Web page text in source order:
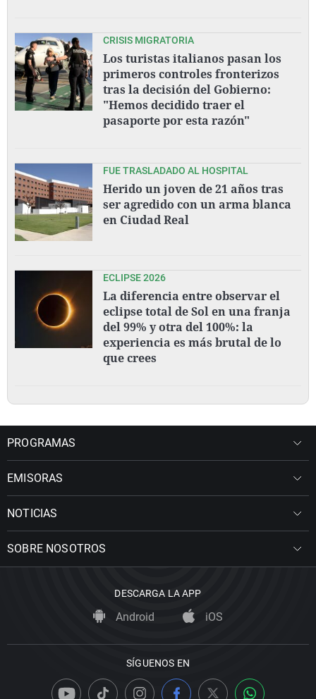
CRISIS MIGRATORIA
Los turistas italianos pasan los
primeros controles fronterizos
tras la decisión del Gobierno:
"Hemos decidido traer el
pasaporte por esta razón"
FUE TRASLADADO AL HOSPITAL
Herido un joven de 21 años tras
ser agredido con un arma blanca
en Ciudad Real
ECLIPSE 2026
La diferencia entre observar el
eclipse total de Sol en una franja
del 99% y otra del 100%: la
experiencia es más brutal de lo
que crees
PROGRAMAS
EMISORAS
NOTICIAS
SOBRE NOSOTROS
DESCARGA LA APP
Android iOS
SÍGUENOS EN